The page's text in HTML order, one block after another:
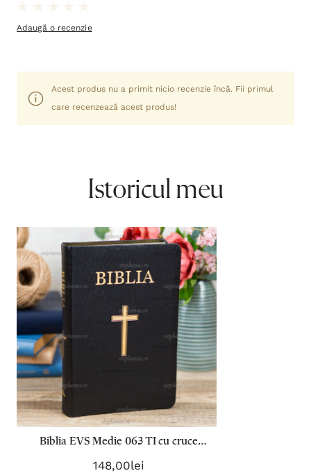
Adaugă o recenzie
Acest produs nu a primit nicio recenzie încă. Fii primul
care recenzează acest produs!
Istoricul meu
Biblia EVS Medie 063 TI cu cruce
Neagra
148,00lei